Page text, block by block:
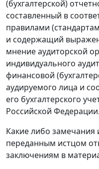
(бухгалтерской)
составленный в
правилами
и содержащий
мнение аудиторской
индивидуального
финансовой
аудируемого лица и
его бухгалтерского
Российской Федерации.
Какие либо замечания
переданным истцом
заключениям в